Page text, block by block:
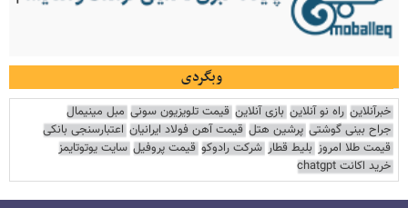
وبگردی
خبرآنلاین راه نو آنلاین بازی آنلاین قیمت تلویزیون سونی مبل مینیمال
جراح بینی گوشتی پرشین هتل قیمت آهن فولاد ایرانیان اعتبارسنجی بانکی
قیمت طلا امروز بلیط قطار شرکت رادوکو قیمت پروفیل سایت یوتوتایمز
خرید اکانت chatgpt